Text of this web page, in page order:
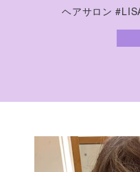
ヘアサロン